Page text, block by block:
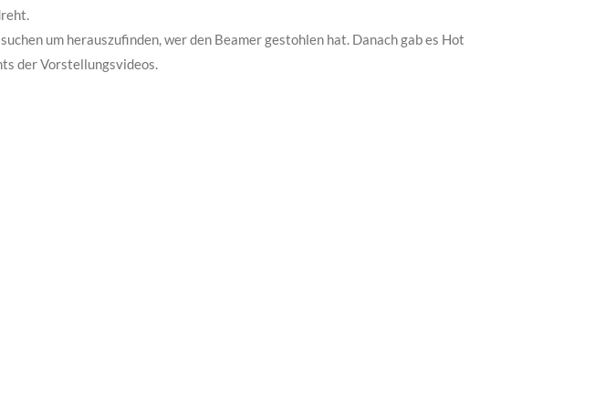
um herauszufinden, wer den Beamer gestohlen hat. Danach gab es Hot
der Vorstellungsvideos.